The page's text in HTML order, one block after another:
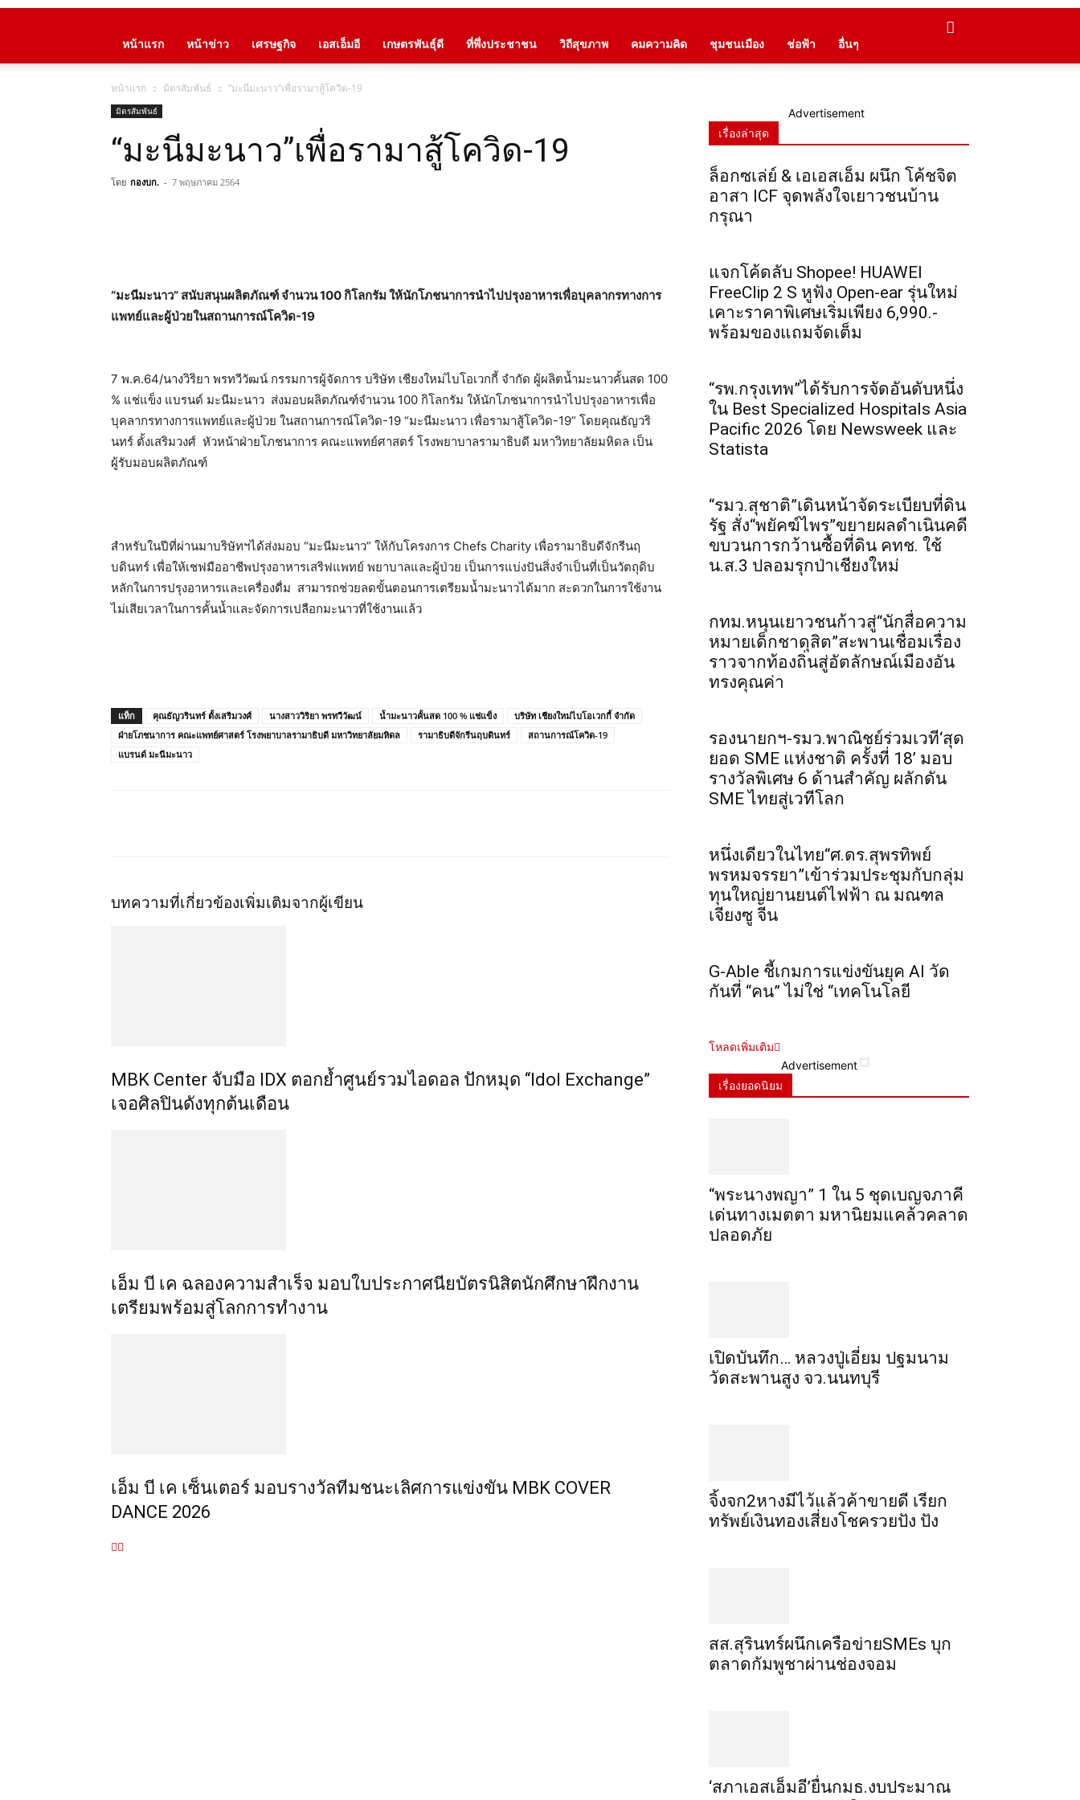
หน้าแรก หน้าข่าว เศรษฐกิจ เอสเอ็มอี เกษตรพันธุ์ดี ที่พึ่งประชาชน วิถีสุขภาพ คมความคิด ชุมชนเมือง ช่อฟ้า อื่นๆ
หน้าแรก มิตรสัมพันธ์ “มะนีมะนาว”เพื่อรามาสู้โควิด-19
มิตรสัมพันธ์
“มะนีมะนาว”เพื่อรามาสู้โควิด-19
โดย กองบก. - 7 พฤษภาคม 2564
“มะนีมะนาว” สนับสนุนผลิตภัณฑ์ จำนวน100 กิโลกรัม ให้นักโภชนาการนำไปปรุงอาหารเพื่อบุคลากรทางการ
แพทย์และผู้ป่วยในสถานการณ์โควิด-19
7 พ.ค.64/นางวิริยา พรทวีวัฒน์ กรรมการผู้จัดการ บริษัท เชียงใหม่ไบโอเวกกี้ จำกัด ผู้ผลิตน้ำมะนาวคั้นสด 100
% แช่แข็ง แบรนด์ มะนีมะนาว ส่งมอบผลิตภัณฑ์จำนวน 100 กิโลกรัม ให้นักโภชนาการนำไปปรุงอาหารเพื่อ
บุคลากรทางการแพทย์และผู้ป่วย ในสถานการณ์โควิด-19 “มะนีมะนาว เพื่อรามาสู้โควิด-19” โดยคุณธัญวริ
นทร์ ตั้งเสริมวงศ์ หัวหน้าฝ่ายโภชนาการ คณะแพทย์ศาสตร์ โรงพยาบาลรามาธิบดี มหาวิทยาลัยมหิดล เป็น
ผู้รับมอบผลิตภัณฑ์
สำหรับในปีที่ผ่านมาบริษัทฯได้ส่งมอบ “มะนีมะนาว” ให้กับโครงการ Chefs Charity เพื่อรามาธิบดีจักรีนฤ
บดินทร์ เพื่อให้เชฟมืออาชีพปรุงอาหารเสริฟแพทย์ พยาบาลและผู้ป่วย เป็นการแบ่งปันสิ่งจำเป็นที่เป็นวัตถุดิบ
หลักในการปรุงอาหารและเครื่องดื่ม สามารถช่วยลดขั้นตอนการเตรียมน้ำมะนาวได้มาก สะดวกในการใช้งาน
ไม่เสียเวลาในการคั้นน้ำและจัดการเปลือกมะนาวที่ใช้งานแล้ว
แท็ก คุณธัญวรินทร์ ตั้งเสริมวงศ์ นางสาววิริยา พรทวีวัฒน์ น้ำมะนาวคั้นสด 100 % แช่แข็ง
บริษัท เชียงใหม่ไบโอเวกกี้ จำกัด
ฝ่ายโภชนาการ คณะแพทย์ศาสตร์ โรงพยาบาลรามาธิบดี มหาวิทยาลัยมหิดล
รามาธิบดีจักรีนฤบดินทร์
สถานการณ์โควิด-19
แบรนด์ มะนีมะนาว
บทความที่เกี่ยวข้องเพิ่มเติมจากผู้เขียน
MBK Center จับมือ IDX ตอกย้ำศูนย์รวมไอดอล ปักหมุด “Idol Exchange”
เจอศิลปินดังทุกต้นเดือน
เอ็ม บี เค ฉลองความสำเร็จ มอบใบประกาศนียบัตรนิสิตนักศึกษาฝึกงาน
เตรียมพร้อมสู่โลกการทำงาน
เอ็ม บี เค เซ็นเตอร์ มอบรางวัลทีมชนะเลิศการแข่งขัน MBK COVER
DANCE 2026
Advertisement
เรื่องล่าสุด
ล็อกซเล่ย์ & เอเอสเอ็ม ผนึก โค้ชจิต
อาสา ICF จุดพลังใจเยาวชนบ้าน
กรุณา
แจกโค้ดลับ Shopee! HUAWEI
FreeClip 2 S หูฟัง Open-ear รุ่นใหม่
เคาะราคาพิเศษเริ่มเพียง 6,990.-
พร้อมของแถมจัดเต็ม
“รพ.กรุงเทพ”ได้รับการจัดอันดับหนึ่ง
ใน Best Specialized Hospitals Asia
Pacific 2026 โดย Newsweek และ
Statista
“รมว.สุชาติ”เดินหน้าจัดระเบียบที่ดิน
รัฐ สั่ง“พยัคฆ์ไพร”ขยายผลดำเนินคดี
ขบวนการกว้านซื้อที่ดิน คทช. ใช้
น.ส.3 ปลอมรุกป่าเชียงใหม่
กทม.หนุนเยาวชนก้าวสู่“นักสื่อความ
หมายเด็กชาดุสิต”สะพานเชื่อมเรื่อง
ราวจากท้องถิ่นสู่อัตลักษณ์เมืองอัน
ทรงคุณค่า
รองนายกฯ-รมว.พาณิชย์ร่วมเวที‘สุด
ยอด SME แห่งชาติ ครั้งที่ 18’ มอบ
รางวัลพิเศษ 6 ด้านสำคัญ ผลักดัน
SME ไทยสู่เวทีโลก
หนึ่งเดียวในไทย“ศ.ดร.สุพรทิพย์
พรหมจรรยา”เข้าร่วมประชุมกับกลุ่ม
ทุนใหญ่ยานยนต์ไฟฟ้า ณ มณฑล
เจียงซู จีน
G-Able ชี้เกมการแข่งขันยุค AI วัด
กันที่ “คน” ไม่ใช่ “เทคโนโลยี
โหลดเพิ่มเติม
Advertisement
เรื่องยอดนิยม
“พระ​นาง​พญา” 1 ใน 5​ ชุดเบญจ​ภาคี​
เด่นทางเมตตา​ มหา​นิยม​แคล้วคลาด​
ปลอดภัย​
เปิดบันทึก… หลวงปู่เอี่ยม ​ปฐม​นาม​
วัดสะพานสูง​ จว.นนทบุรี
จิ้งจก​2​หาง​มีไว้แล้ว​ค้าขาย​ดี​ เรียก​
ทรัพย์เงินทอง​เสี่ยงโชค​รวยปัง​ ปัง​
สส.สุรินทร์ผนึกเครือข่ายSMEs บุก
ตลาดกัมพูชาผ่านช่องจอม
‘สภาเอสเอ็มอี’ยื่นกมธ.งบประมาณ